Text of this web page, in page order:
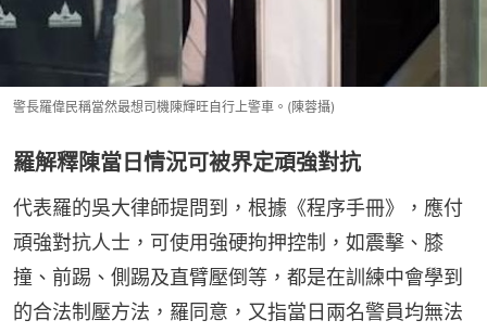
警長羅偉民稱當然最想司機陳輝旺自行上警車。(陳蓉攝)
羅解釋陳當日情況可被界定頑強對抗
代表羅的吳大律師提問到，根據《程序手冊》，應付
頑強對抗人士，可使用強硬拘押控制，如震擊、膝
撞、前踢、側踢及直臂壓倒等，都是在訓練中會學到
的合法制壓方法，羅同意，又指當日兩名警員均無法